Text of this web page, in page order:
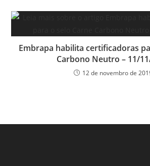
Embrapa habilita certificadoras
Carbono Neutro – 11/
12 de novembro de